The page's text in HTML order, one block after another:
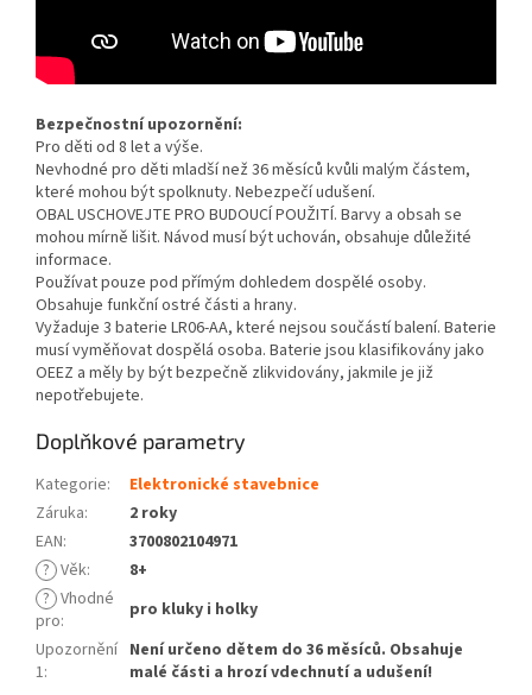
Bezpečnostní upozornění:
Pro děti od 8 let a výše.
Nevhodné pro děti mladší než 36 měsíců kvůli malým částem,
které mohou být spolknuty. Nebezpečí udušení.
OBAL USCHOVEJTE PRO BUDOUCÍ POUŽITÍ. Barvy a obsah se
mohou mírně lišit. Návod musí být uchován, obsahuje důležité
informace.
Používat pouze pod přímým dohledem dospělé osoby.
Obsahuje funkční ostré části a hrany.
Vyžaduje 3 baterie LR06-AA, které nejsou součástí balení. Baterie
musí vyměňovat dospělá osoba. Baterie jsou klasifikovány jako
OEEZ a měly by být bezpečně zlikvidovány, jakmile je již
nepotřebujete.
Doplňkové parametry
Kategorie:
Elektronické stavebnice
Záruka:
2 roky
EAN:
3700802104971
? Věk:
8+
? Vhodné
pro:
pro kluky i holky
Upozornění
1:
Není určeno dětem do 36 měsíců. Obsahuje
malé části a hrozí vdechnutí a udušení!